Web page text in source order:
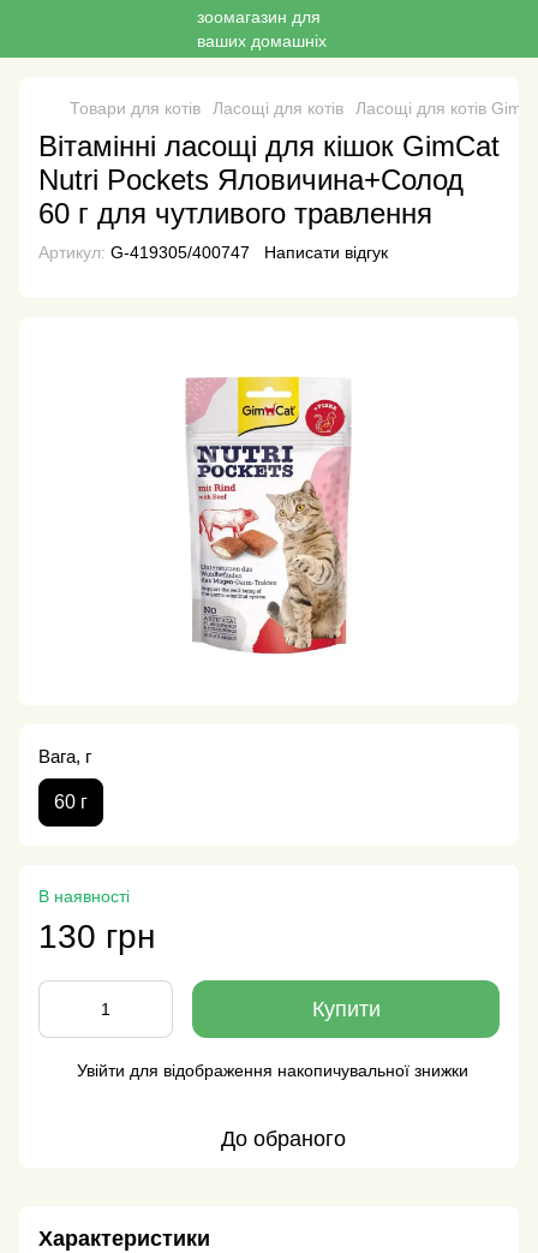
Товари для котів Ласощі для котів Ласощі для котів
Вітамінні ласощі для кішок GimCat
Nutri Pockets Яловичина+Солод
60 г для чутливого травлення
Артикул: G-419305/400747 Написати відгук
Вага, г
60 г
В наявності
130 грн
Купити
Увійти для відображення накопичувальної знижки
До обраного
Характеристики